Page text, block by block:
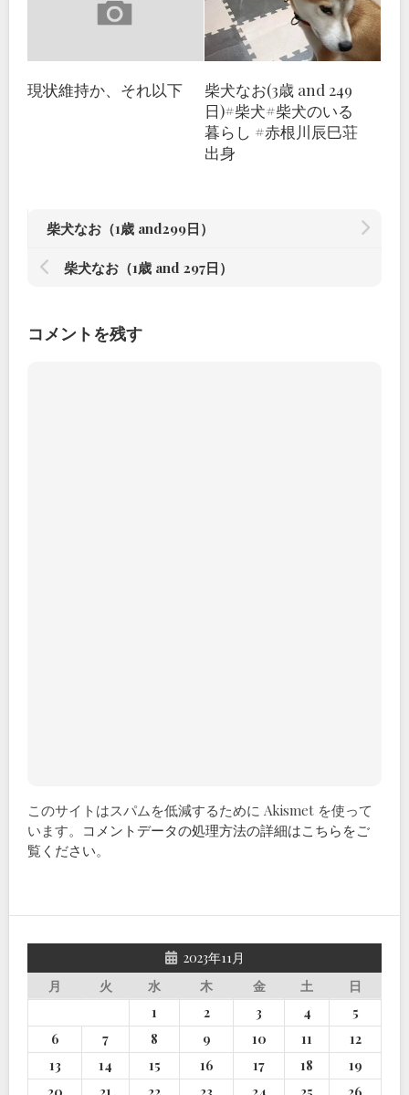
現状維持か、それ以下
柴犬なお(3歳 and 249
日)#柴犬#柴犬のいる
暮らし #赤根川辰巳荘
出身
柴犬なお（1歳 and299日）
柴犬なお（1歳 and 297日）
コメントを残す
このサイトはスパムを低減するために Akismet を使って
います。 コメントデータの処理方法の詳細はこちらをご
覧ください。
2023年11月
月
火 水 木 金 土
日
1
2 3 4
5
6
7 8 9 10 11
12
13
14 15 16 17 18
19